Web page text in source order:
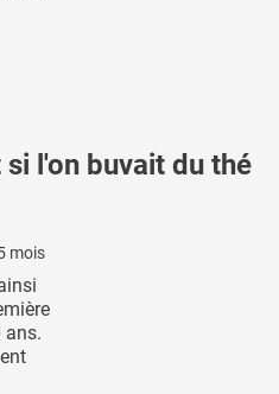
si l'on buvait du thé
mois
ans.